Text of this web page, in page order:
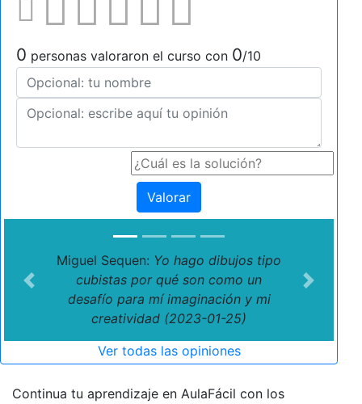
0 personas valoraron el curso con 0/10
Valorar
Miguel Sequen: Yo hago dibujos tipo
cubistas por qué son como un
desafío para mí imaginación y mi
creatividad (2023-01-25)
Previous Next
Ver todas las opiniones
Continua tu aprendizaje en AulaFácil con los